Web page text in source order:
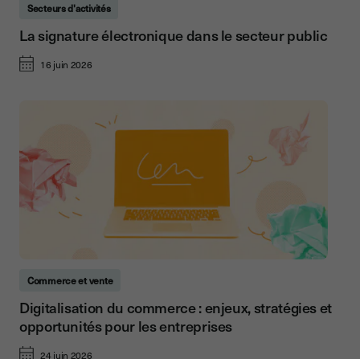
Secteurs d'activités
La signature électronique dans le secteur public
16 juin 2026
Commerce et vente
Digitalisation du commerce : enjeux, stratégies et
opportunités pour les entreprises
24 juin 2026